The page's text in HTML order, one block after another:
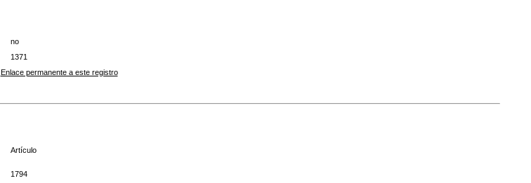
no
1371
Enlace permanente a este registro
Artículo
1794